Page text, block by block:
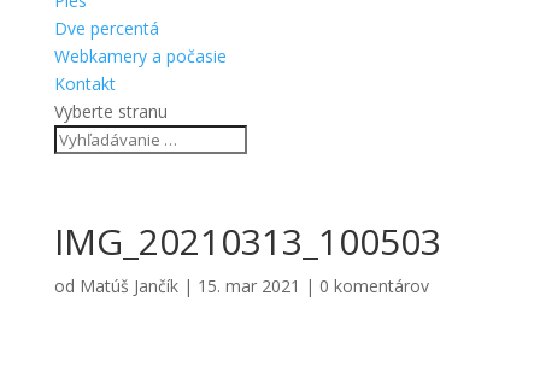
Dve percentá
Webkamery a počasie
Kontakt
Vyberte stranu
IMG_20210313_100503
od Matúš Jančík| 15. mar 2021 | 0 komentárov